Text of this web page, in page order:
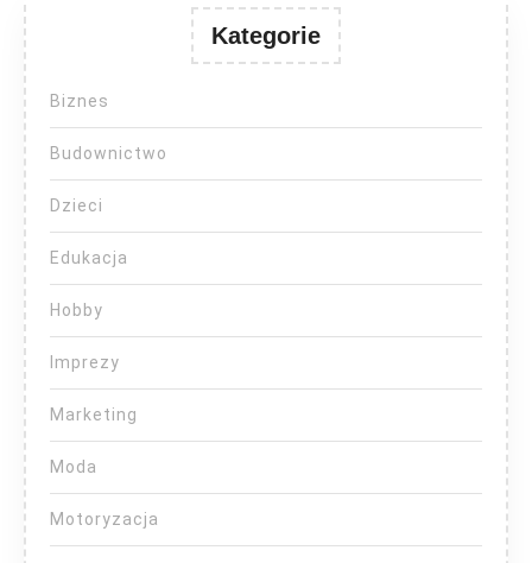
Kategorie
Biznes
Budownictwo
Dzieci
Edukacja
Hobby
Imprezy
Marketing
Moda
Motoryzacja